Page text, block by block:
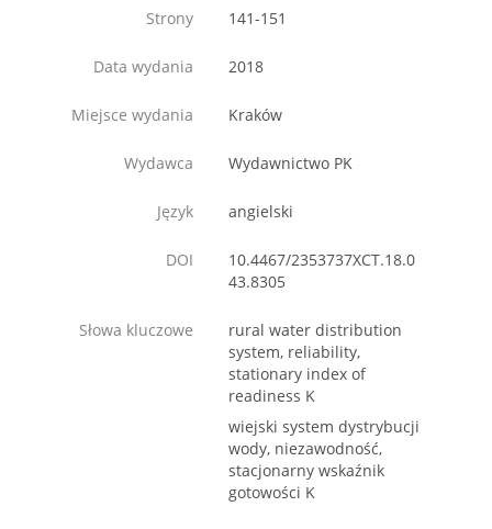
Strony 141-151
Data wydania 2018
Miejsce wydania Kraków
Wydawca Wydawnictwo PK
Język angielski
DOI
10.4467/2353737XCT.18.0
43.8305
Słowa kluczowe
rural water distribution
system, reliability,
stationary index of
readiness K
wiejski system dystrybucji
wody, niezawodność,
stacjonarny wskaźnik
gotowości K